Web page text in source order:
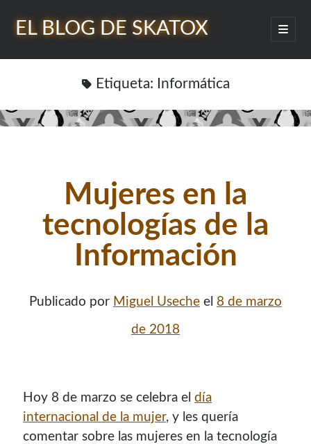
EL BLOG DE SKATOX
abrir
menú
Barra
lateral
Etiqueta: Informática
Mujeres en la
tecnologías de la
Información
Publicado por Miguel Useche el 8 de marzo
de 2018
Hoy 8 de marzo se celebra eldía
internacional de la mujer, y les quería
comentar sobre las mujeres en la tecnología